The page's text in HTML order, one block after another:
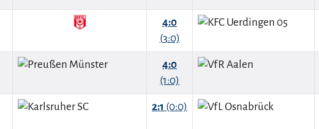
4:0
(3:0)
4:0
(1:0)
2:1 (0:0)